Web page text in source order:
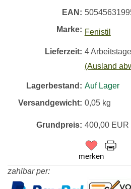
EAN:
Marke: Fenistil
Lieferzeit: 4 Arbeitstage
(Ausland
Lagerbestand: Auf Lager
Versandgewicht: 0,05kg
Grundpreis: 400,00 EUR
merken
zahlbar per: